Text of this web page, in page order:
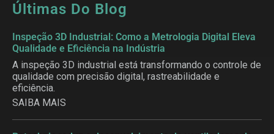
Últimas Do Blog
Inspeção 3D Industrial: Como a Metrologia Digital Eleva
Qualidade e Eficiência na Indústria
A inspeção 3D industrial está transformando o controle de
qualidade com precisão digital, rastreabilidade e
eficiência.
SAIBA MAIS